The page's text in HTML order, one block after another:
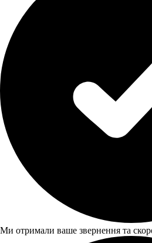
Ми отримали ваше звернення та